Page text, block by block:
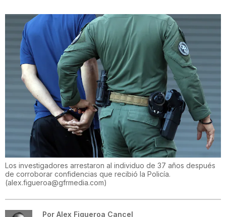
Los investigadores arrestaron al individuo de 37 años después
de corroborar confidencias que recibió la Policía.
(alex.figueroa@gfrmedia.com)
Por Alex Figueroa Cancel